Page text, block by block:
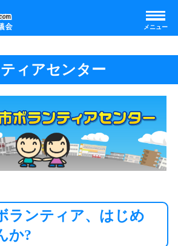
メニュー
ィアセンター
ランティア、はじめ
か?